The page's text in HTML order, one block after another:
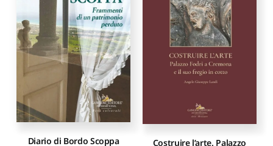
Diario di Bordo Scoppa Costruire l’arte. Palazzo